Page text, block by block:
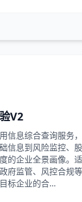
V2
信息综合查询服务
信息到风险监控、
的企业全景画像。
府监管、风控合规
标企业的合…